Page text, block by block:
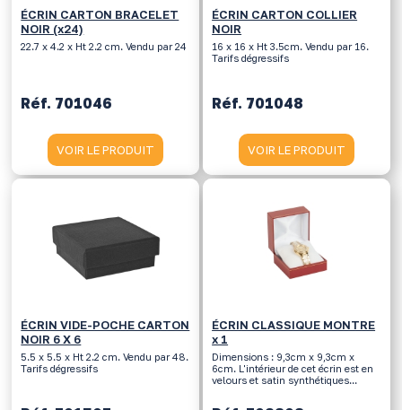
ÉCRIN CARTON BRACELET
NOIR (x24)
22.7 x 4.2 x Ht 2.2 cm. Vendu par 24
Réf. 701046
VOIR LE PRODUIT
ÉCRIN CARTON COLLIER
NOIR
16 x 16 x Ht 3.5cm. Vendu par 16.
Tarifs dégressifs
Réf. 701048
VOIR LE PRODUIT
ÉCRIN VIDE-POCHE CARTON
NOIR 6 X 6
5.5 x 5.5 x Ht 2.2 cm. Vendu par 48.
Tarifs dégressifs
ÉCRIN CLASSIQUE MONTRE
x 1
Dimensions : 9,3cm x 9,3cm x
6cm. L'intérieur de cet écrin est en
velours et satin synthétiques...